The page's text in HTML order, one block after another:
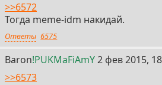
>>6572
Тогда meme-idm накидай.
Ответы 6575
Baron!PUKMaFiAmY 64
2 фев 2015,
>>6573